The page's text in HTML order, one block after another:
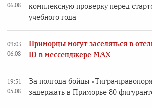
06.08
комплексную проверку перед
учебного года
09:03
06.08
Приморцы могут заселяться в
ID в мессенджере MAX
19:51
05.08
За полгода бойцы «Тигра-
задержать в Приморье 80